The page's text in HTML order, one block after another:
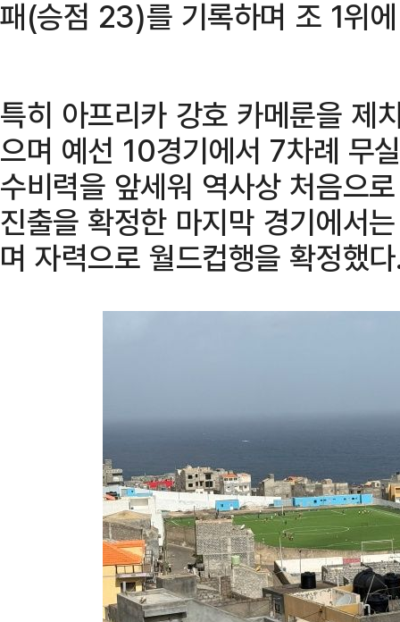
패(승점 23)를 기록하며 조 1위
특히 아프리카 강호 카메룬을 제
으며 예선 10경기에서 7차례 무
수비력을 앞세워 역사상 처음으
진출을 확정한 마지막 경기에서
며 자력으로 월드컵행을 확정했